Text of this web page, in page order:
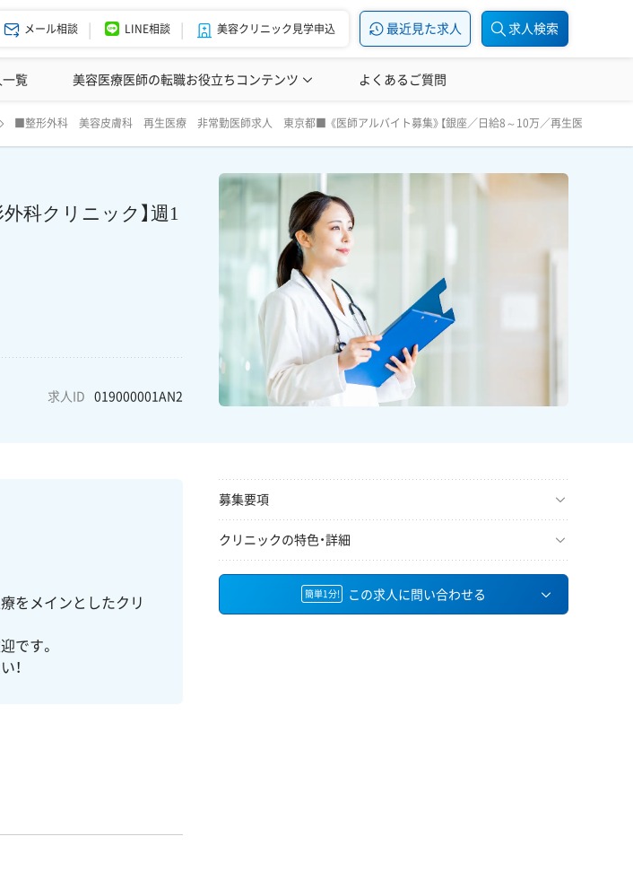
メール相談 LINE相談 美容クリニック見学申込 最近見た求人 求人検索
み エージェント紹介
覧 美容医療医師の転職お役立ちコンテンツ
美容クリニックインタビュー 美容医療の転職お役立ち記事 美容医療辞典
よくあるご質問
■整形外科 美容皮膚科 再生医療 非常勤医師求人 東京都■ 《医師アルバイト募集》【銀座／日給8～10万／再生医療・整形外
科クリニック】週1
求人ID 019000001AN2
【銀座／日給8～10万／再生医療・整形外科クリニック】週1～2日／整形外科専門医・再生医療
をメインとしたクリ
です。
！
募集要項
クリニックの特色・詳細
簡単1分! この求人に問い合わせる